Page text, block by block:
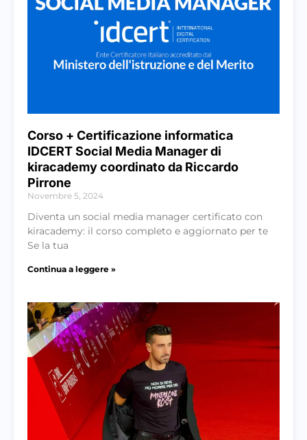
Corso + Certificazione informatica
IDCERT Social Media Manager di
kiracademy coordinato da Riccardo
Pirrone
Novembre 5, 2024
Diventa un social media manager certificato con
kiracademy: il corso completo e aggiornato per te
Se la tua
Continua a leggere »